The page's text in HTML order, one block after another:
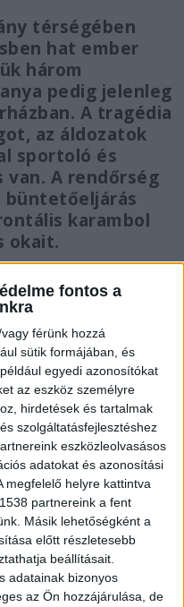
fontos a
férünk hozzá
sütik formájában, és
egyedi azonosítókat
az eszköz személyre
hirdetések és tartalmak
szolgáltatásfejlesztéshez
eszközleolvasásos
adatokat és azonosítási
megfelelő helyre kattintva
partnereink a fent
Másik lehetőségként a
előtt részletesebb
beállításait.
adatainak bizonyos
az Ön hozzájárulása, de
térségében
hat ember
három
pedig jelenleg
A tragédia
az áldozatok
sportoló és
van. A rendőrség
büntetőeljárás
karambol
okait.
is beszámolt, a
tragédia rázta
vármegyét. A 3-as
Bükkábrány
körülmények
ütközött össze
hatalmas
a